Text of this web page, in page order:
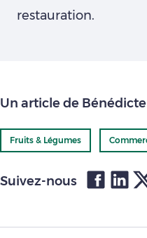
restauration.
Un article de
Fruits & Légumes
Suivez-nous